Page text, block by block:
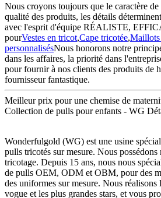
Nous croyons toujours que le caractère
qualité des produits, les détails
avec l'esprit d'équipe RÉALISTE,
pourVestes en tricot,Cape tricotée,Maillots
personnalisésNous honorons notre
dans les affaires, la priorité dans
pour fournir à nos clients des produits de
fournisseur fantastique.
Meilleur prix pour une chemise de
Collection de pulls pour enfants - WG
Wonderfulgold (WG) est une usine
pulls tricotés sur mesure. Nous
tricotage. Depuis 15 ans, nous nous
de pulls OEM, ODM et OBM, pour des
des uniformes sur mesure. Nous réalisons
vogue et les plus grandes stars, et vous